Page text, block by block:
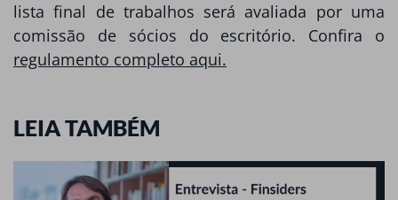
lista final de trabalhos será avaliada por uma
comissão de sócios do escritório. Confira o
regulamento completo aqui.
LEIA TAMBÉM